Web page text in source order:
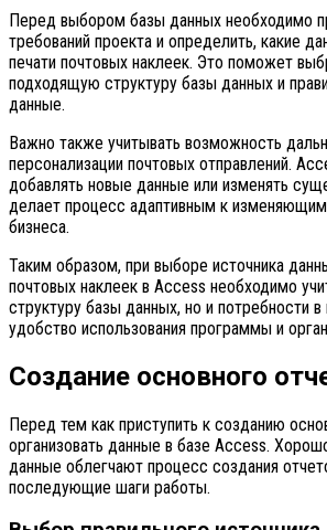
Перед выбором базы данных необходимо
требований проекта и определить, какие
печати почтовых наклеек. Это поможет
подходящую структуру базы данных и
данные.
Важно также учитывать возможность
персонализации почтовых отправлений.
добавлять новые данные или изменять
делает процесс адаптивным к
бизнеса.
Таким образом, при выборе источника
почтовых наклеек в Access необходимо
структуру базы данных, но и потребности в
удобство использования программы и
Создание основного
Перед тем как приступить к созданию
организовать данные в базе Access.
данные облегчают процесс создания
последующие шаги работы.